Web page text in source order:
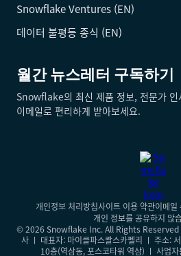
월간 뉴스레터 구독하기
Snowflake의 최신 제품 정보, 전문가 인
이메일로 편리하게 받아보세요.
Snowflake Ventures (EN)
데이터 불평등 종식 (EN)
개인정보 처리방침사이트 이용 약관이메일
개인 정보를 공유하지 않
© 2026 Snowflake Inc. All Rights Reserved
사 ㅣ 대표자: 마이클파스콸스카펠리 ㅣ 주소:
10층(역삼동, 포스코타워 역삼) ㅣ 사업